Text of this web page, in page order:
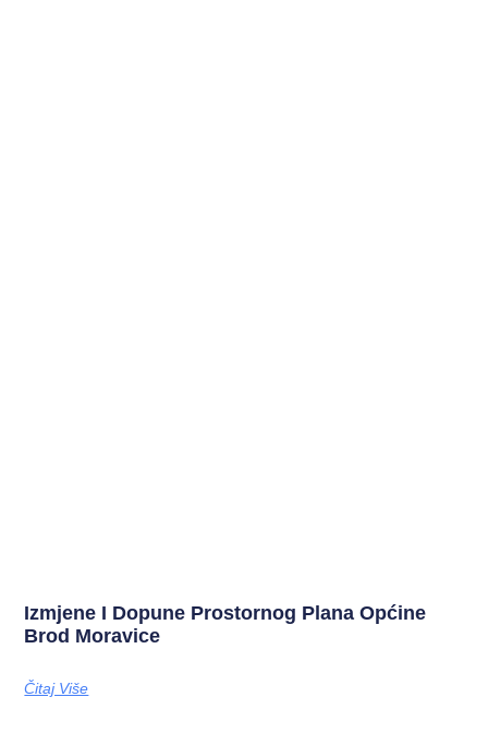
Izmjene I Dopune Prostornog Plana Općine
Brod Moravice
Čitaj Više